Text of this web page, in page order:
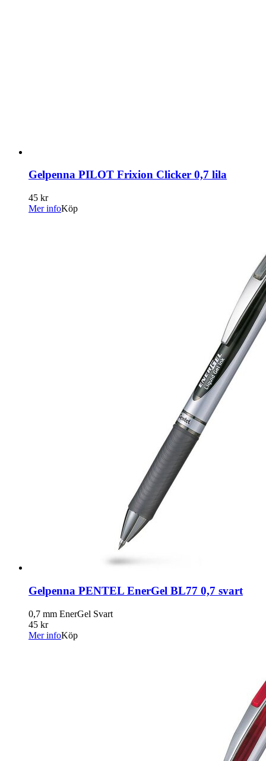
Gelpenna PILOT Frixion Clicker 0,7 lila
45 kr
Mer infoKöp
Gelpenna PENTEL EnerGel BL77 0,7 svart
0,7 mm EnerGel Svart
45 kr
Mer infoKöp